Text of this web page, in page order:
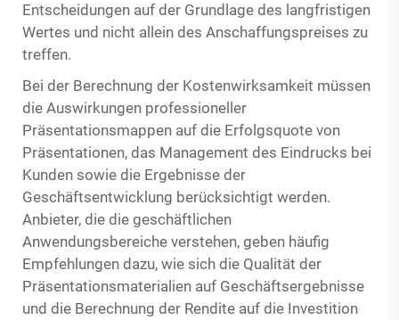
Entscheidungen auf der Grundlage des langfristigen
Wertes und nicht allein des Anschaffungspreises zu
treffen.
Bei der Berechnung der Kostenwirksamkeit müssen
die Auswirkungen professioneller
Präsentationsmappen auf die Erfolgsquote von
Präsentationen, das Management des Eindrucks bei
Kunden sowie die Ergebnisse der
Geschäftsentwicklung berücksichtigt werden.
Anbieter, die die geschäftlichen
Anwendungsbereiche verstehen, geben häufig
Empfehlungen dazu, wie sich die Qualität der
Präsentationsmaterialien auf Geschäftsergebnisse
und die Berechnung der Rendite auf die Investition